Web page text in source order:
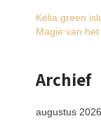
Kélia green
Magie van
Archief
augustus 2026